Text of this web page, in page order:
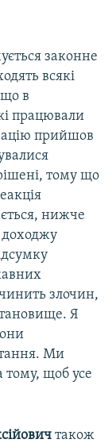
законне
всякі
в
працювали
прийшов
тому що
нижче
доходжу
злочин,
Я
Ми
тому, щоб усе
також